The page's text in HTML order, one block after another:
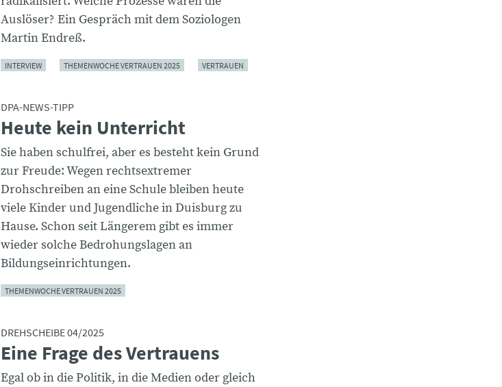
Auslöser? Ein Gespräch mit dem Soziologen
Martin Endreß.
INTERVIEW THEMENWOCHE VERTRAUEN 2025 VERTRAUEN
DPA-NEWS-TIPP
Heute kein Unterricht
Sie haben schulfrei, aber es besteht kein Grund
zur Freude: Wegen rechtsextremer
Drohschreiben an eine Schule bleiben heute
viele Kinder und Jugendliche in Duisburg zu
Hause. Schon seit Längerem gibt es immer
wieder solche Bedrohungslagen an
Bildungseinrichtungen.
THEMENWOCHE VERTRAUEN 2025
DREHSCHEIBE 04/2025
Eine Frage des Vertrauens
Egal ob in die Politik, in die Medien oder gleich